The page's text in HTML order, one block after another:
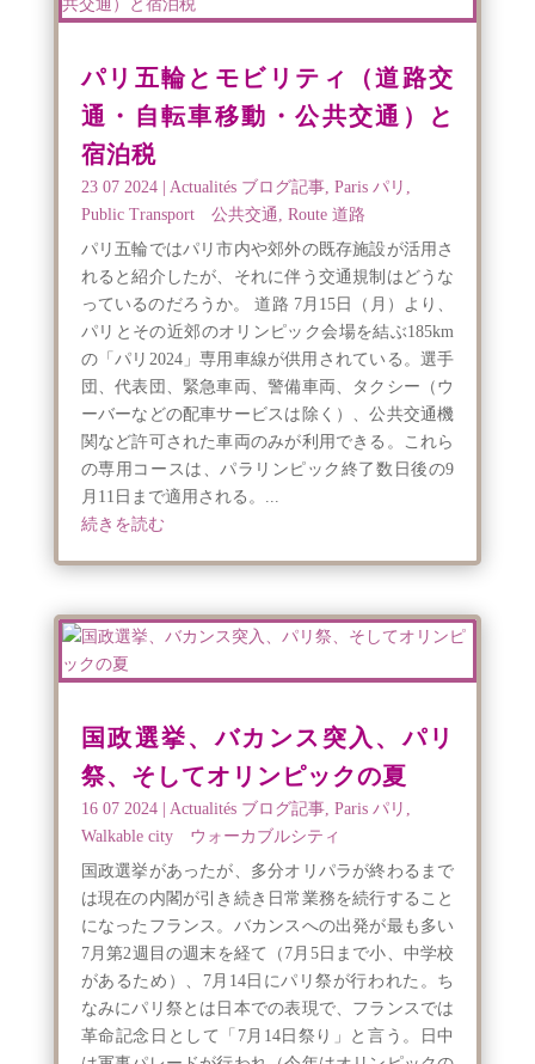
パリ五輪とモビリティ（道路交
通・自転車移動・公共交通）と
宿泊税
23 07 2024| Actualités ブログ記事, Paris パリ ,
Public Transport 公共交通 , Route 道路
パリ五輪ではパリ市内や郊外の既存施設が活用さ
れると紹介したが、それに伴う交通規制はどうな
っているのだろうか。 道路 7月15日（月）より、
パリとその近郊のオリンピック会場を結ぶ185km
の「パリ2024」専用車線が供用されている。選手
団、代表団、緊急車両、警備車両、タクシー（ウ
ーバーなどの配車サービスは除く）、公共交通機
関など許可された車両のみが利用できる。これら
の専用コースは、パラリンピック終了数日後の9
月11日まで適用される。...
続きを読む
国政選挙、バカンス突入、パリ
祭、そしてオリンピックの夏
16 07 2024| Actualités ブログ記事, Paris パリ ,
Walkable city ウォーカブルシティ
国政選挙があったが、多分オリパラが終わるまで
は現在の内閣が引き続き日常業務を続行すること
になったフランス。バカンスへの出発が最も多い
7月第2週目の週末を経て（7月5日まで小、中学校
があるため）、7月14日にパリ祭が行われた。ち
なみにパリ祭とは日本での表現で、フランスでは
革命記念日として「7月14日祭り」と言う。日中